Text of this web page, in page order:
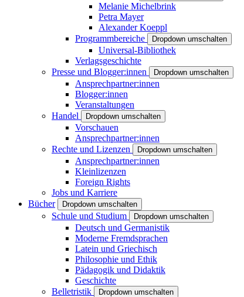
Melanie Michelbrink
Petra Mayer
Alexander Koeppl
Programmbereiche
Dropdown umschalten
Universal-Bibliothek
Verlagsgeschichte
Presse und Blogger:innen
Dropdown umschalten
Ansprechpartner:innen
Blogger:innen
Veranstaltungen
Handel
Dropdown umschalten
Vorschauen
Ansprechpartner:innen
Rechte und Lizenzen
Dropdown umschalten
Ansprechpartner:innen
Kleinlizenzen
Foreign Rights
Jobs und Karriere
Bücher
Dropdown umschalten
Schule und Studium Dropdown umschalten
Deutsch und Germanistik
Moderne Fremdsprachen
Latein und Griechisch
Philosophie und Ethik
Pädagogik und Didaktik
Geschichte
Belletristik
Dropdown umschalten